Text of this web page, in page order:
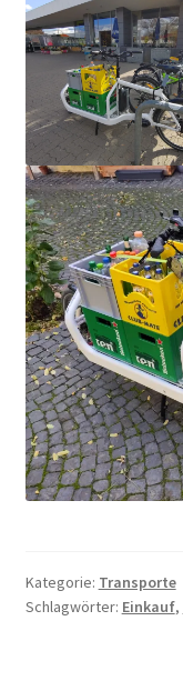
Kategorie: Transporte
Schlagwörter: Einkauf,